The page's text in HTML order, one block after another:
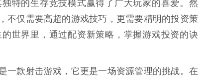
特的生存竞技模式赢得了广大玩家的喜爱。然
不仅需要高超的游戏技巧，更需要精明的投资策
世界里，通过配资新策略，掌握游戏投资的诀
一款射击游戏，它更是一场资源管理的挑战。在